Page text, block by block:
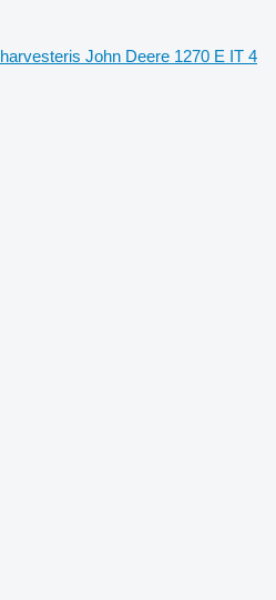
harvesteris John Deere 1270 E IT 4